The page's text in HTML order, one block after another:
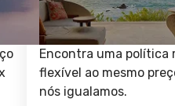
Encontra uma política
flexível ao mesmo
nós igualamos.